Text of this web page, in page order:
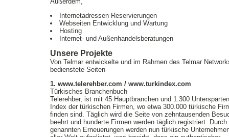
Internetadressen Reservierungen
Webseiten Entwicklung und Wartung
Hosting
Internet- und Außenhandelsberatungen
Unsere Projekte
Von Telmar entwickelte und im Rahmen des Telmar
bedienstete Seiten
1. www.telerehber.com / www.turkindex.com
Türkisches Branchenbuch
Telerehber, ist mit 45 Hauptbranchen und 1.300
Index der türkischen Firmen, wo etwa 300.000 türkische
finden sind. Täglich wird die Seite von zehntausenden
beehrt und hunderte Firmen werden täglich registriert. Durch
genannten Erneuerungen werden nun türkische